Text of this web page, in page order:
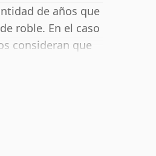
de años que
roble. En el caso
consideran que
y el sabor